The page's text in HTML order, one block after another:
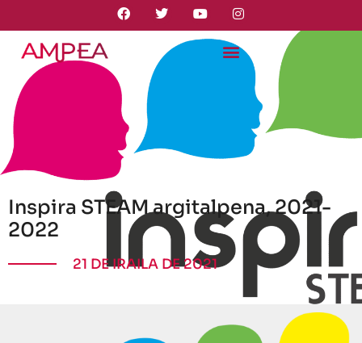
Inspira STEAM argitalpena, 2021-
2022
21 DE IRAILA DE 2021